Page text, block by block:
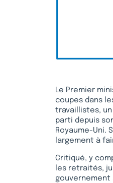
Le Premier
coupes dans
travaillistes,
parti depuis
Royaume-Uni.
largement à
Critiqué, y
les retraités,
gouvernement